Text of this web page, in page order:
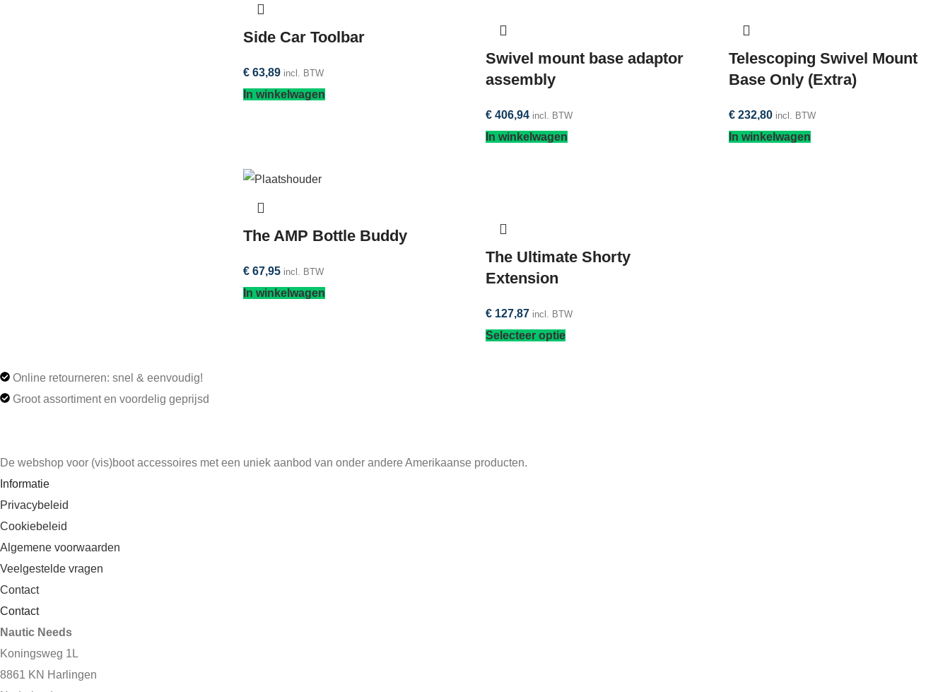
Side Car Toolbar
€63,89 incl. BTW
In winkelwagen
Swivel mount base adaptor
assembly
€ 406,94 incl. BTW
In winkelwagen
Telescoping Swivel Mount
Base Only (Extra)
€232,80 incl. BTW
In winkelwagen
The AMP Bottle Buddy
€67,95 incl. BTW
In winkelwagen
The Ultimate Shorty
Extension
€ 127,87 incl. BTW
Selecteer optie
Online retourneren: snel & eenvoudig!
Groot assortiment en voordelig geprijsd
De webshop voor (vis)boot accessoires met een uniek aanbod van onder andere Amerikaanse producten.
Informatie
Privacybeleid
Cookiebeleid
Algemene voorwaarden
Veelgestelde vragen
Contact
Contact
Nautic Needs
Koningsweg 1L
8861 KN Harlingen